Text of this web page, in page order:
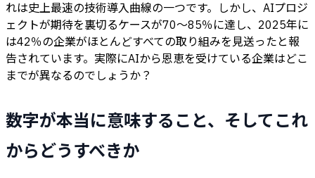
れは史上最速の技術導入曲線の一つです。しかし、AIプロジ
ェクトが期待を裏切るケースが70〜85％に達し、2025年に
は42％の企業がほとんどすべての取り組みを見送ったと報
告されています。実際にAIから恩恵を受けている企業はどこ
までが異なるのでしょうか？
数字が本当に意味すること、そしてこれ
からどうすべきか